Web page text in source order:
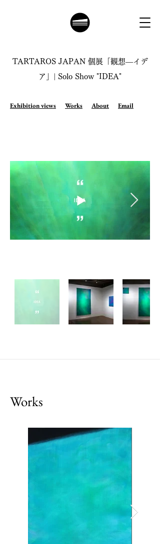
TARTAROS JAPAN 個展「観想―イデ
ア」| Solo Show "IDEA"
Exhibition views Works About Email
Works